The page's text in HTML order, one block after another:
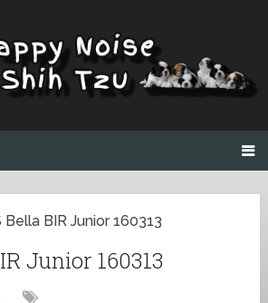
Bella BIR Junior 160313
Junior 160313